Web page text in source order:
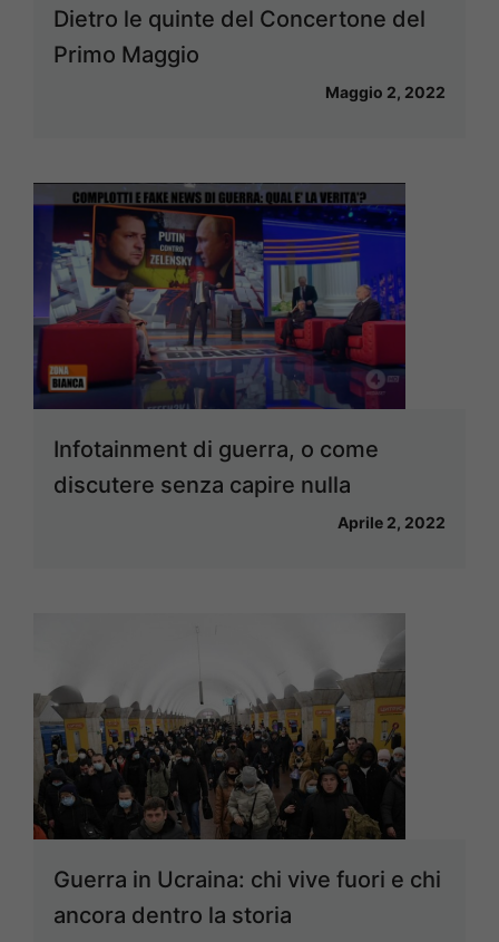
Dietro le quinte del Concertone del
Primo Maggio
Maggio 2, 2022
Infotainment di guerra, o come
discutere senza capire nulla
Aprile 2, 2022
Guerra in Ucraina: chi vive fuori e chi
ancora dentro la storia